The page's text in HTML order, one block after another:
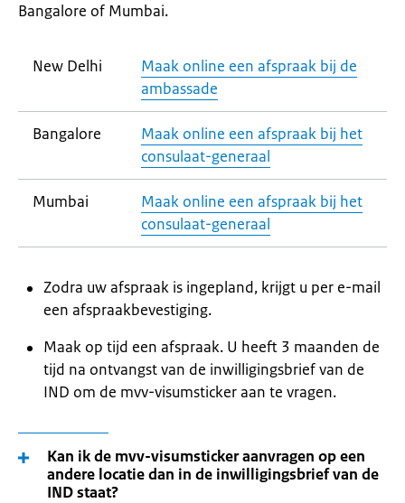
Bangalore of Mumbai.
New Delhi
Maak online een afspraak bij de
ambassade
Bangalore
Maak online een afspraak bij het
consulaat-generaal
Mumbai
Maak online een afspraak bij het
consulaat-generaal
Zodra uw afspraak is ingepland, krijgt u per e-mail
een afspraakbevestiging.
Maak op tijd een afspraak. U heeft 3 maanden de
tijd na ontvangst van de inwilligingsbrief van de
IND om de mvv-visumsticker aan te vragen.
Kan ik de mvv-visumsticker aanvragen op een
andere locatie dan in de inwilligingsbrief van de
IND staat?